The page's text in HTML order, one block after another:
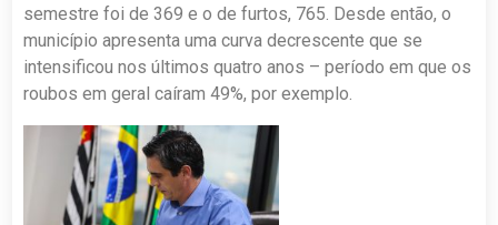
semestre foi de 369 e o de furtos, 765. Desde então, o
município apresenta uma curva decrescente que se
intensificou nos últimos quatro anos – período em que os
roubos em geral caíram 49%, por exemplo.